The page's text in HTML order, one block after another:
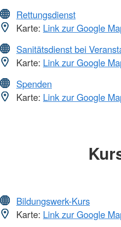
Rettungsdienst
Karte: Link zur Google
Sanitätsdienst bei
Karte: Link zur Google
Spenden
Karte: Link zur Google
Bildungswerk-Kurs
Karte: Link zur Google